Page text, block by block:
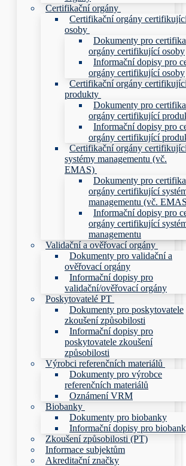
Certifikační orgány
Certifikační orgány
osoby
Dokumenty pro
orgány certifikující osoby
Informační dopisy pro
orgány certifikující osoby
Certifikační orgány
produkty
Dokumenty pro
orgány certifikující
Informační dopisy pro
orgány certifikující
Certifikační orgány
systémy managementu (vč.
EMAS)
Dokumenty pro
orgány certifikující
managementu (vč.
Informační dopisy pro
orgány certifikující
managementu
Validační a ověřovací orgány
Dokumenty pro validační a
ověřovací orgány
Informační dopisy pro
validační/ověřovací orgány
Poskytovatelé PT
Dokumenty pro poskytovatele
zkoušení způsobilosti
Informační dopisy pro
poskytovatele zkoušení
způsobilosti
Výrobci referenčních materiálů
Dokumenty pro výrobce
referenčních materiálů
Oznámení VRM
Biobanky
Dokumenty pro biobanky
Informační dopisy pro
Zkoušení způsobilosti (PT)
Informace subjektům
Akreditační značky